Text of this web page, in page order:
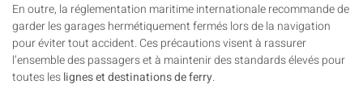
En outre, la réglementation maritime internationale recommande de
garder les garages hermétiquement fermés lors de la navigation
pour éviter tout accident. Ces précautions visent à rassurer
l’ensemble des passagers et à maintenir des standards élevés pour
toutes leslignes et destinations de ferry.